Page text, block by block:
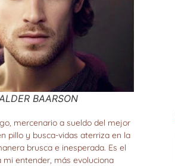
BAARSON
mercenario a sueldo del mejor
pillo y busca-vidas aterriza en la
brusca e inesperada. Es el
mi entender, más evoluciona